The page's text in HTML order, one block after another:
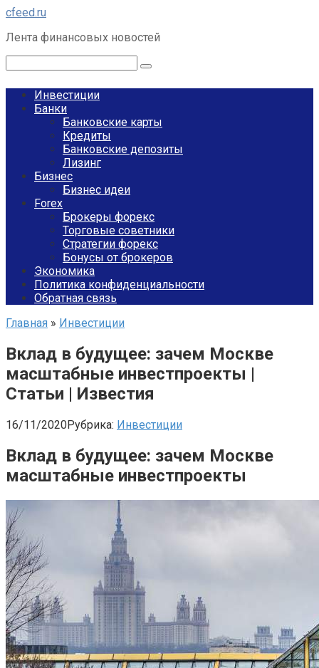
Перейти
контенту
cfeed.ru
Лента финансовых новостей
Инвестиции
Банки
Банковские карты
Кредиты
Банковские депозиты
Лизинг
Бизнес
Бизнес идеи
Forex
Брокеры форекс
Торговые советники
Стратегии форекс
Бонусы от брокеров
Экономика
Политика конфиденциальности
Обратная связь
Главная » Инвестиции
Вклад в будущее: зачем Москве
масштабные инвестпроекты |
Статьи | Известия
16/11/2020Рубрика: Инвестиции
Вклад в будущее: зачем Москве
масштабные инвестпроекты